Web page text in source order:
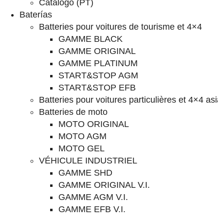
Catálogo (PT)
Baterías
Batteries pour voitures de tourisme et 4×4
GAMME BLACK
GAMME ORIGINAL
GAMME PLATINUM
START&STOP AGM
START&STOP EFB
Batteries pour voitures particulières et 4×4
Batteries de moto
MOTO ORIGINAL
MOTO AGM
MOTO GEL
VÉHICULE INDUSTRIEL
GAMME SHD
GAMME ORIGINAL V.I.
GAMME AGM V.I.
GAMME EFB V.I.